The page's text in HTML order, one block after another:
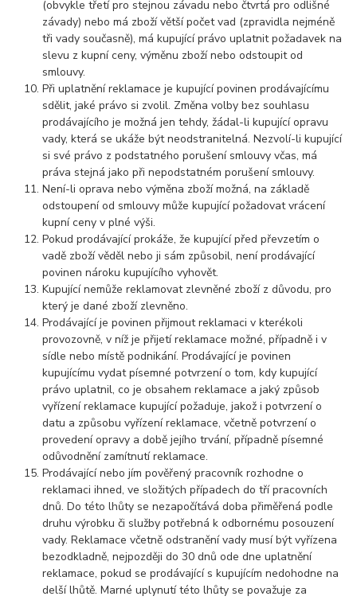
(obvykle třetí pro stejnou závadu nebo čtvrtá pro odlišné
závady) nebo má zboží větší počet vad (zpravidla nejméně
tři vady současně), má kupující právo uplatnit požadavek na
slevu z kupní ceny, výměnu zboží nebo odstoupit od
smlouvy.
Při uplatnění reklamace je kupující povinen prodávajícímu
sdělit, jaké právo si zvolil. Změna volby bez souhlasu
prodávajícího je možná jen tehdy, žádal-li kupující opravu
vady, která se ukáže být neodstranitelná. Nezvolí-li kupující
si své právo z podstatného porušení smlouvy včas, má
práva stejná jako při nepodstatném porušení smlouvy.
Není-li oprava nebo výměna zboží možná, na základě
odstoupení od smlouvy může kupující požadovat vrácení
kupní ceny v plné výši.
Pokud prodávající prokáže, že kupující před převzetím o
vadě zboží věděl nebo ji sám způsobil, není prodávající
povinen nároku kupujícího vyhovět.
Kupující nemůže reklamovat zlevněné zboží z důvodu, pro
který je dané zboží zlevněno.
Prodávající je povinen přijmout reklamaci v kterékoli
provozovně, v níž je přijetí reklamace možné, případně i v
sídle nebo místě podnikání. Prodávající je povinen
kupujícímu vydat písemné potvrzení o tom, kdy kupující
právo uplatnil, co je obsahem reklamace a jaký způsob
vyřízení reklamace kupující požaduje, jakož i potvrzení o
datu a způsobu vyřízení reklamace, včetně potvrzení o
provedení opravy a době jejího trvání, případně písemné
odůvodnění zamítnutí reklamace.
Prodávající nebo jím pověřený pracovník rozhodne o
reklamaci ihned, ve složitých případech do tří pracovních
dnů. Do této lhůty se nezapočítává doba přiměřená podle
druhu výrobku či služby potřebná k odbornému posouzení
vady. Reklamace včetně odstranění vady musí být vyřízena
bezodkladně, nejpozději do 30 dnů ode dne uplatnění
reklamace, pokud se prodávající s kupujícím nedohodne na
delší lhůtě. Marné uplynutí této lhůty se považuje za